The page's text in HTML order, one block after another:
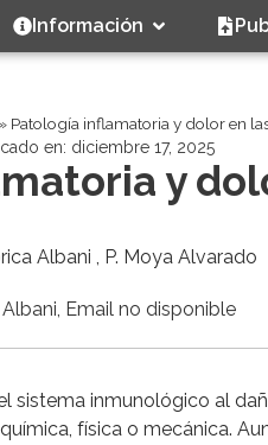
Información
» Patología inflamatoria y dolor en
en: diciembre 17, 2025
y
Albani , P. Moya Alvarado
Albani, Email no disponible
sistema inmunológico al
física o mecánica.